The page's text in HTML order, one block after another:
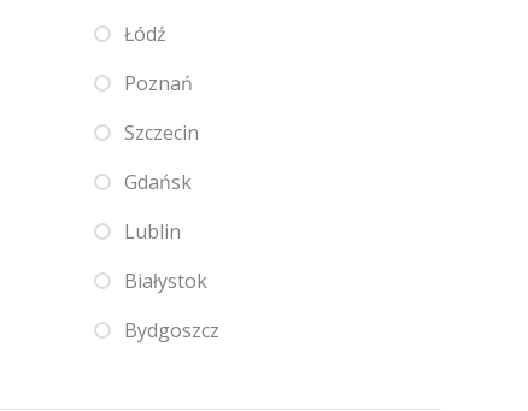
Łódź
Poznań
Szczecin
Gdańsk
Lublin
Białystok
Bydgoszcz